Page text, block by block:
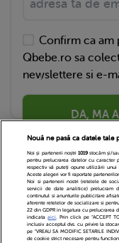
Confirm ca am
Qbebe.ro sa
newslettere si e-
DA, MA
Echipa
Nouă ne pasă ca datele tale
Noi și partenerii noștri 1019stocăm și/
pentru prelucrarea datelor cu caracter
respectiv vă puteți opune utilizării
Aceste alegeri vor fi raportate
Noi si partenerii nostri (retelele de
servicii de date analitice) prelucram
continutul si anunturile publicitare
aferente retelelor de socializare si
22 din GDPR in legatura cu prelucrarea
indicataaici. Prin click pe “ACCEPT
inclusiv acceptul dvs. cu privire la
pe “VREAU SA MODIFIC SETARILE
de cookie strict necesare pentru